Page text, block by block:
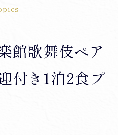
館歌舞伎ペア
付き1泊2食プ